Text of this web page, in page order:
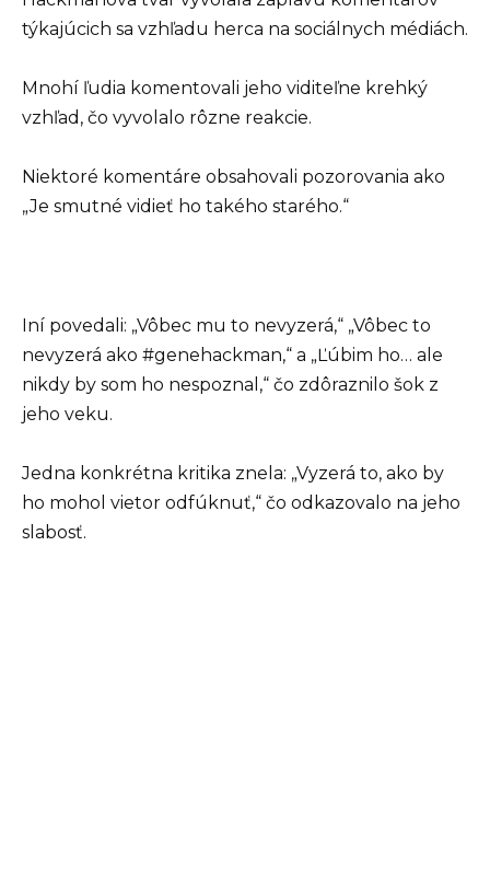
týkajúcich sa vzhľadu herca na sociálnych médiách.
Mnohí ľudia komentovali jeho viditeľne krehký
vzhľad, čo vyvolalo rôzne reakcie.
Niektoré komentáre obsahovali pozorovania ako
„Je smutné vidieť ho takého starého.“
Iní povedali: „Vôbec mu to nevyzerá,“ „Vôbec to
nevyzerá ako #genehackman,“ a „Ľúbim ho… ale
nikdy by som ho nespoznal,“ čo zdôraznilo šok z
jeho veku.
Jedna konkrétna kritika znela: „Vyzerá to, ako by
ho mohol vietor odfúknuť,“ čo odkazovalo na jeho
slabosť.